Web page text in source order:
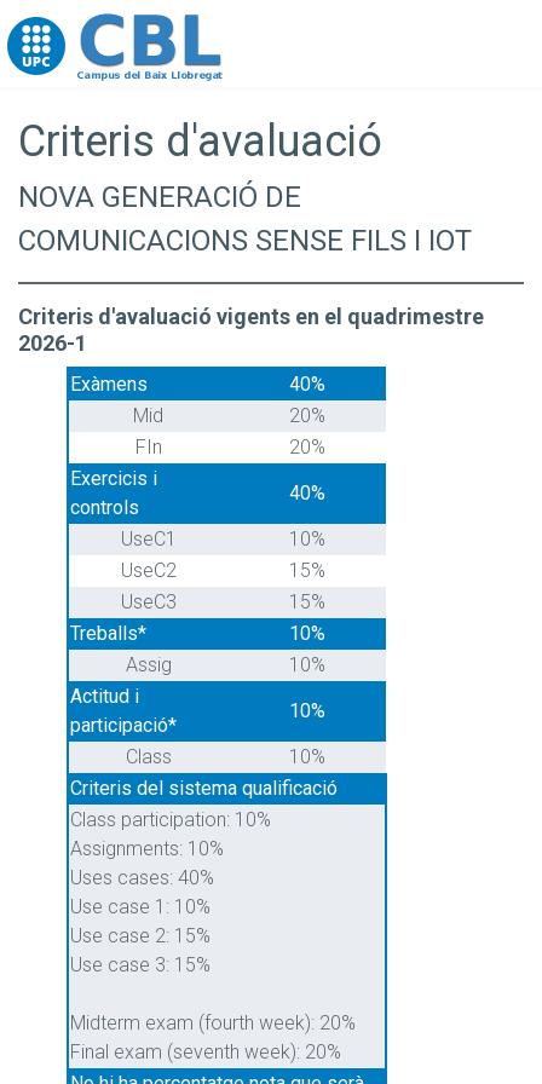
Go to upc.edu
Criteris d'avaluació
NOVA GENERACIÓ DE
COMUNICACIONS SENSE FILS I IOT
Criteris d'avaluació vigents en el quadrimestre
2026-1
Exàmens
40%
Mid
20%
FIn
20%
Exercicis i
controls
40%
UseC1
10%
UseC2
15%
UseC3
15%
Treballs*
10%
Assig
10%
Actitud i
participació*
10%
Class
10%
Criteris del sistema qualificació
Class participation: 10%
Assignments: 10%
Uses cases: 40%
Use case 1: 10%
Use case 2: 15%
Use case 3: 15%
Midterm exam (fourth week): 20%
Final exam (seventh week): 20%